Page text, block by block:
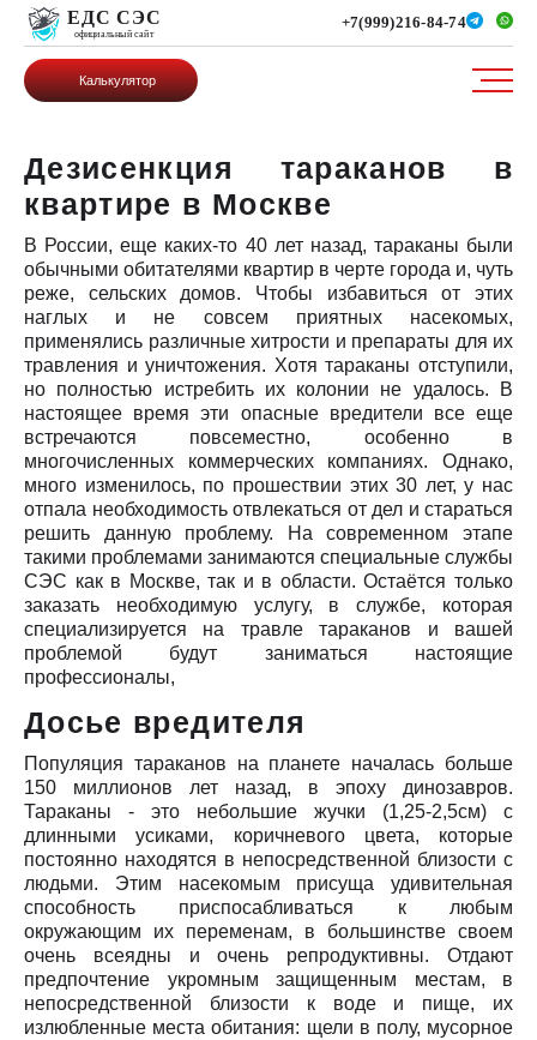
ЕДС СЭС
официальный сайт
+7(999)216-84-74
Калькулятор
Дезисенкция тараканов в
квартире в Москве
В России, еще каких-то 40 лет назад, тараканы были
обычными обитателями квартир в черте города и, чуть
реже, сельских домов. Чтобы избавиться от этих
наглых и не совсем приятных насекомых,
применялись различные хитрости и препараты для их
травления и уничтожения. Хотя тараканы отступили,
но полностью истребить их колонии не удалось. В
настоящее время эти опасные вредители все еще
встречаются повсеместно, особенно в
многочисленных коммерческих компаниях. Однако,
много изменилось, по прошествии этих 30 лет, у нас
отпала необходимость отвлекаться от дел и стараться
решить данную проблему. На современном этапе
такими проблемами занимаются специальные службы
СЭС как в Москве, так и в области. Остаётся только
заказать необходимую услугу, в службе, которая
специализируется на травле тараканов и вашей
проблемой будут заниматься настоящие
профессионалы,
Досье вредителя
Популяция тараканов на планете началась больше
150 миллионов лет назад, в эпоху динозавров.
Тараканы - это небольшие жучки (1,25-2,5см) с
длинными усиками, коричневого цвета, которые
постоянно находятся в непосредственной близости с
людьми. Этим насекомым присуща удивительная
способность приспосабливаться к любым
окружающим их переменам, в большинстве своем
очень всеядны и очень репродуктивны. Отдают
предпочтение укромным защищенным местам, в
непосредственной близости к воде и пище, их
излюбленные места обитания: щели в полу, мусорное